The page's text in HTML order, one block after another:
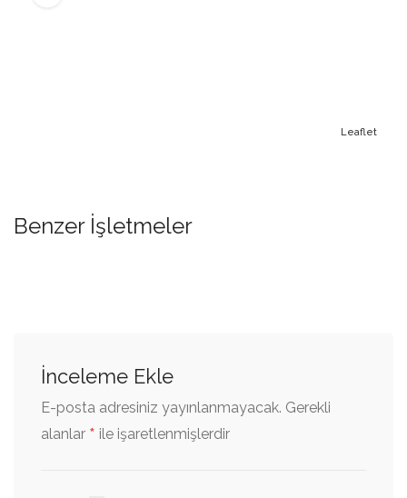
Leaflet
Benzer İşletmeler
İnceleme Ekle
E-posta adresiniz yayınlanmayacak. Gerekli
alanlar * ile işaretlenmişlerdir